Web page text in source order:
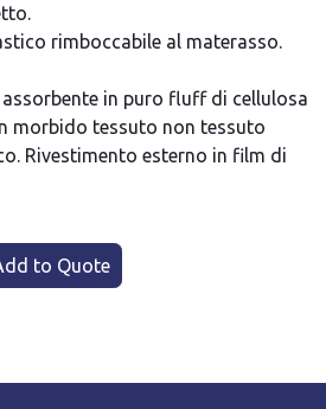
rimboccabile al materasso.
in puro fluff di cellulosa
morbido tessuto non tessuto
Rivestimento esterno in film di
to Quote